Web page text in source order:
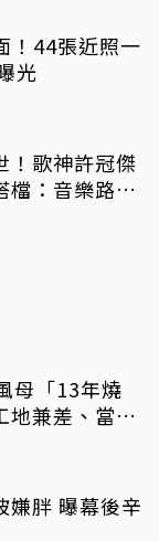
！44張近照一
光
！歌神許冠傑
檔：音樂路上
母「13年燒
地兼差、當司
幕後辛